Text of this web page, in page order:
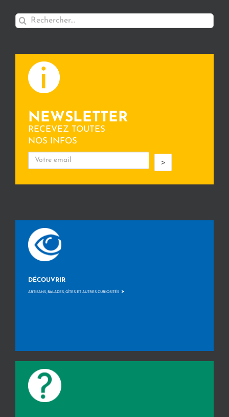
Rechercher:
NEWSLETTER
RECEVEZ TOUTES
NOS INFOS
>
DÉCOUVRIR
ARTISANS, BALADES, GÎTES ET AUTRES CURIOSITÉS >